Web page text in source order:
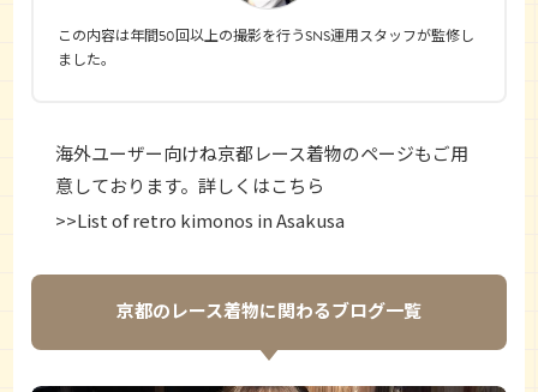
この内容は年間50回以上の撮影を行うSNS運用スタッフが監修し
ました。
海外ユーザー向けね京都レース着物のページもご用
意しております。詳しくはこちら
>>List of retro kimonos in Asakusa
京都のレース着物に関わるブログ一覧